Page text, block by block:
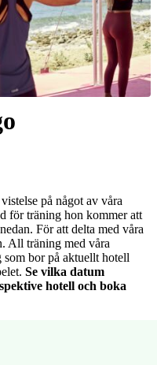
på något av våra
för träning hon kommer att
För att delta med våra
All träning med våra
bor på aktuellt hotell
Se vilka datum
hotell och boka